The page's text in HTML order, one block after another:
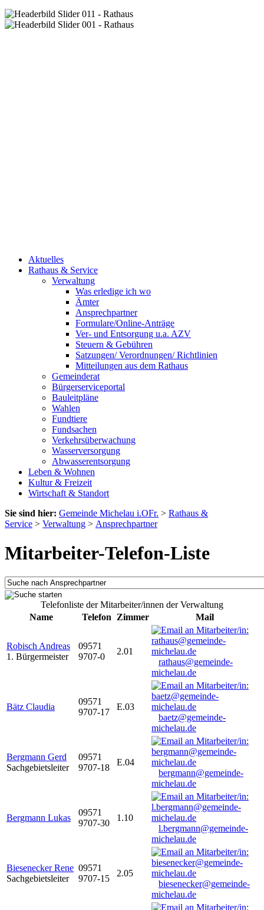
Aktuelles
Rathaus & Service
Verwaltung
Was erledige ich wo
Ämter
Ansprechpartner
Formulare/Online-Anträge
Ver- und Entsorgung u.a. AZV
Steuern & Gebühren
Satzungen/ Verordnungen/ Richtlinien
Mitteilungen aus dem Rathaus
Gemeinderat
Bürgerserviceportal
Bauleitpläne
Wahlen
Fundtiere
Fundsachen
Verkehrsüberwachung
Wasserversorgung
Abwasserentsorgung
Leben & Wohnen
Kultur & Freizeit
Wirtschaft & Standort
Sie sind hier: Gemeinde Michelau i.OFr. > Rathaus &
Service > Verwaltung > Ansprechpartner
Mitarbeiter-Telefon-Liste
Telefonliste der Mitarbeiter/innen der Verwaltung
Name
Telefon Zimmer Mail
Robisch Andreas
1. Bürgermeister
09571
9707-0
2.01
rathaus@gemeinde-
michelau.de
Bätz Claudia
09571
9707-17
E.03
baetz@gemeinde-
michelau.de
Bergmann Gerd
Sachgebietsleiter
09571
9707-18
E.04
bergmann@gemeinde-
michelau.de
Bergmann Lukas
09571
9707-30
1.10
l.bergmann@gemeinde-
michelau.de
Biesenecker Rene
Sachgebietsleiter
09571
9707-15
2.05
biesenecker@gemeinde-
michelau.de